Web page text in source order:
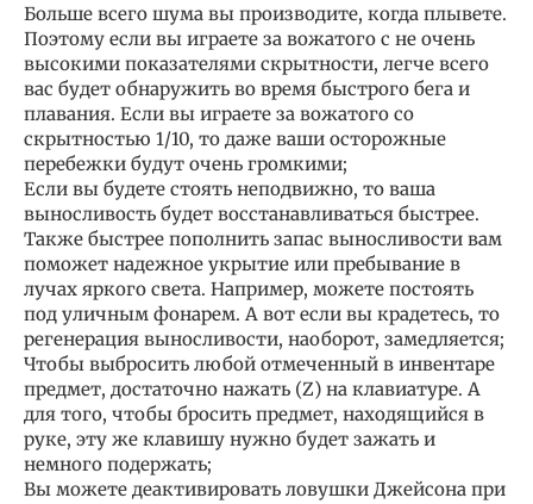
Больше всего шума вы производите, когда плывете.
Поэтому если вы играете за вожатого с не очень
высокими показателями скрытности, легче всего
вас будет обнаружить во время быстрого бега и
плавания. Если вы играете за вожатого со
скрытностью 1/10, то даже ваши осторожные
перебежки будут очень громкими;
Если вы будете стоять неподвижно, то ваша
выносливость будет восстанавливаться быстрее.
Также быстрее пополнить запас выносливости вам
поможет надежное укрытие или пребывание в
лучах яркого света. Например, можете постоять
под уличным фонарем. А вот если вы крадетесь, то
регенерация выносливости, наоборот, замедляется;
Чтобы выбросить любой отмеченный в инвентаре
предмет, достаточно нажать (Z) на клавиатуре. А
для того, чтобы бросить предмет, находящийся в
руке, эту же клавишу нужно будет зажать и
немного подержать;
Вы можете деактивировать ловушки Джейсона при